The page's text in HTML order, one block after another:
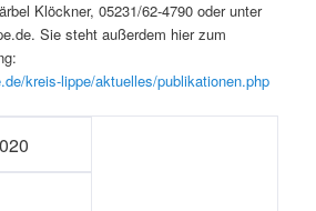
Klöckner, 05231/62-4790 oder unter
Sie steht außerdem hier zum
kreis-lippe/aktuelles/publikationen.php